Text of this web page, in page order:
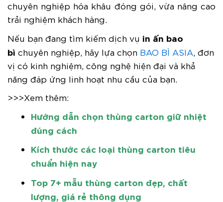
chuyên nghiệp hóa khâu đóng gói, vừa nâng cao
trải nghiệm khách hàng.
Nếu bạn đang tìm kiếm dịch vụ in ấn bao
bì chuyên nghiệp, hãy lựa chọn BAO BÌ ASIA , đơn
vị có kinh nghiệm, công nghệ hiện đại và khả
năng đáp ứng linh hoạt nhu cầu của bạn.
>>>Xem thêm:
Hướng dẫn chọn thùng carton giữ nhiệt
đúng cách
Kích thước các loại thùng carton tiêu
chuẩn hiện nay
Top 7+ mẫu thùng carton đẹp, chất
lượng, giá rẻ thông dụng